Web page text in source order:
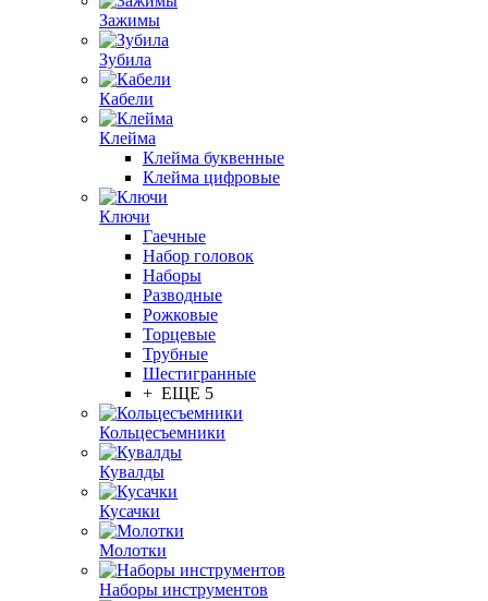
Зажимы
Зубила
Кабели
Клейма
Клейма буквенные
Клейма цифровые
Ключи
Гаечные
Набор головок
Наборы
Разводные
Рожковые
Торцевые
Трубные
Шестигранные
+ ЕЩЕ 5
Кольцесъемники
Кувалды
Кусачки
Молотки
Наборы инструментов